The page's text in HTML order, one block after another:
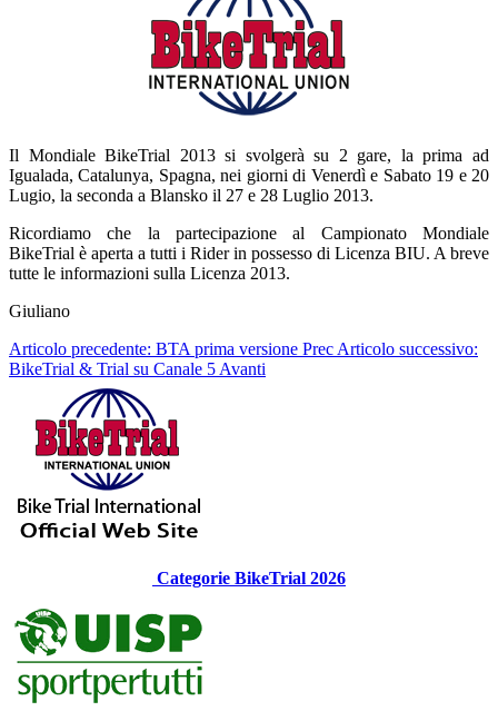
Il Mondiale BikeTrial 2013 si svolgerà su 2 gare, la prima ad
Igualada, Catalunya, Spagna, nei giorni di Venerdì e Sabato 19 e 20
Lugio, la seconda a Blansko il 27 e 28 Luglio 2013.
Ricordiamo che la partecipazione al Campionato Mondiale
BikeTrial è aperta a tutti i Rider in possesso di Licenza BIU. A breve
tutte le informazioni sulla Licenza 2013.
Giuliano
Articolo precedente: BTA prima versione Prec Articolo successivo:
BikeTrial & Trial su Canale 5 Avanti
Categorie BikeTrial 2026